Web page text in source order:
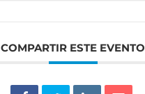
COMPARTIR ESTE EVENTO